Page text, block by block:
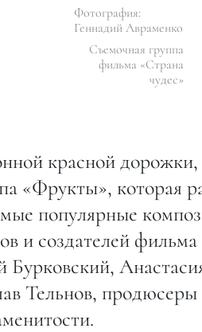
Фотография:
Геннадий Авраменко
Съемочная группа
фильма «Страна
чудес»
красной дорожки,
«Фрукты», которая
популярные
и создателей
Бурковский,
Тельнов,